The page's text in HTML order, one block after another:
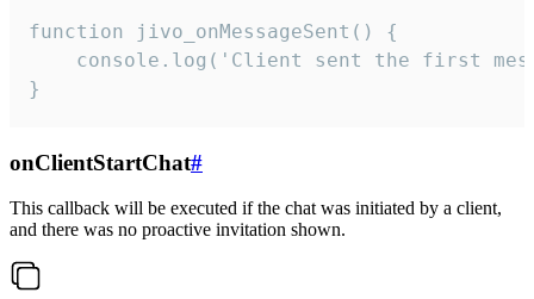
function jivo_onMessageSent() {
console.log('Client sent the first
}
onClientStartChat#
This callback will be executed if the chat was initiated by a client,
and there was no proactive invitation shown.